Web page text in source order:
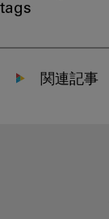
tags
関連記事